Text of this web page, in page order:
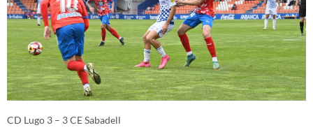
CD Lugo 3 – 3 CE Sabadell